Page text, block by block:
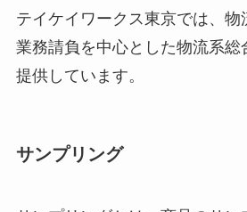
テイケイワークス東京では、物
業務請負を中心とした物流系総
提供しています。
サンプリング